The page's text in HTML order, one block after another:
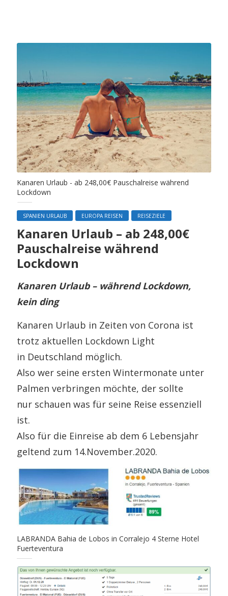
Kanaren Urlaub - ab 248,00€ Pauschalreise während
Lockdown
SPANIEN URLAUB EUROPA REISEN REISEZIELE
Kanaren Urlaub – ab 248,00€
Pauschalreise während
Lockdown
Kanaren Urlaub – während Lockdown,
kein ding
Kanaren Urlaub in Zeiten von Corona ist
trotz aktuellen Lockdown Light
in Deutschland möglich.
Also wer seine ersten Wintermonate unter
Palmen verbringen möchte, der sollte
nur schauen was für seine Reise essenziell
ist.
Also für die Einreise ab dem 6 Lebensjahr
geltend zum 14.November.2020.
LABRANDA Bahia de Lobos in Corralejo 4 Sterne Hotel
Fuerteventura